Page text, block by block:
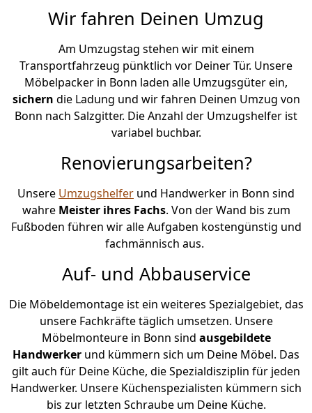
Wir fahren Deinen Umzug
Am Umzugstag stehen wir mit einem
Transportfahrzeug pünktlich vor Deiner Tür. Unsere
Möbelpacker in Bonn laden alle Umzugsgüter ein,
sichern die Ladung und wir fahren Deinen Umzug von
Bonn nach Salzgitter. Die Anzahl der Umzugshelfer ist
variabel buchbar.
Renovierungsarbeiten?
Unsere Umzugshelfer und Handwerker in Bonn sind
wahre Meister ihres Fachs. Von der Wand bis zum
Fußboden führen wir alle Aufgaben kostengünstig und
fachmännisch aus.
Auf- und Abbauservice
Die Möbeldemontage ist ein weiteres Spezialgebiet, das
unsere Fachkräfte täglich umsetzen. Unsere
Möbelmonteure in Bonn sind ausgebildete
Handwerker und kümmern sich um Deine Möbel. Das
gilt auch für Deine Küche, die Spezialdisziplin für jeden
Handwerker. Unsere Küchenspezialisten kümmern sich
bis zur letzten Schraube um Deine Küche.